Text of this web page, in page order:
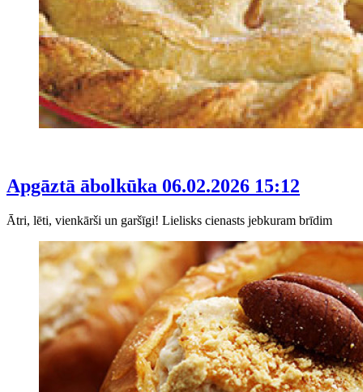
Apgāztā ābolkūka 06.02.2026 15:12
Ātri, lēti, vienkārši un garšīgi! Lielisks cienasts jebkuram brīdim